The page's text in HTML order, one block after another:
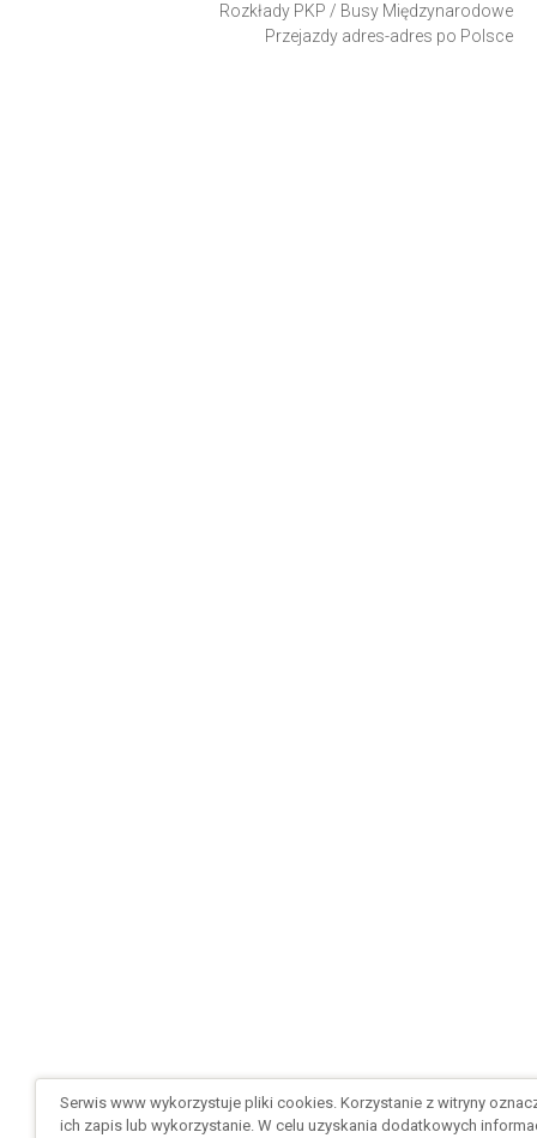
Rozkłady PKP / Busy Międzynarodowe
Przejazdy adres-adres po Polsce
Serwis www wykorzystuje pliki cookies. Korzystanie z witryny
ich zapis lub wykorzystanie. W celu uzyskania dodatkowych